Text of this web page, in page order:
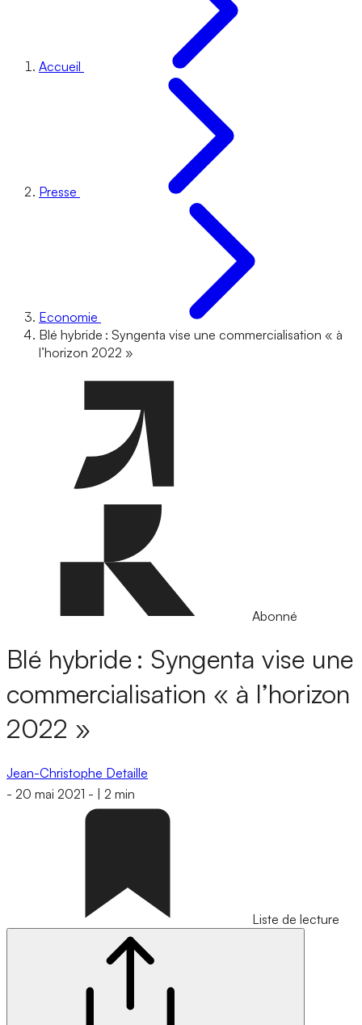
Accueil
Presse
Economie
Blé hybride : Syngenta vise une commercialisation « à
l’horizon 2022 »
Abonné
Blé hybride : Syngenta vise une
commercialisation « à l’horizon
2022 »
Jean-Christophe Detaille
- 20 mai 2021 - 2 min
Liste de lecture